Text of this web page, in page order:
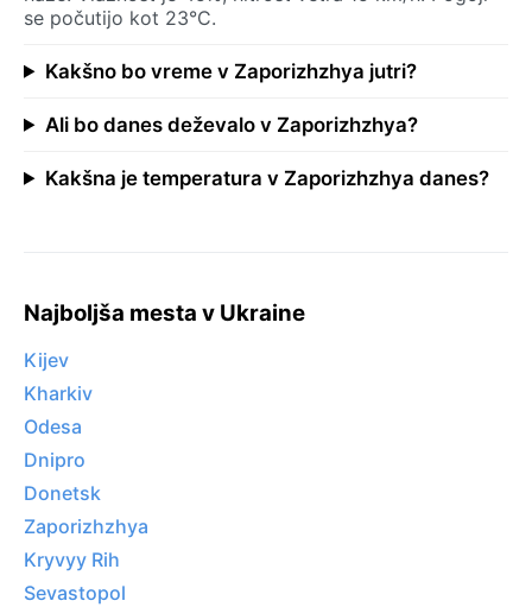
se počutijo kot 23°C.
Kakšno bo vreme v Zaporizhzhya jutri?
Ali bo danes deževalo v Zaporizhzhya?
Kakšna je temperatura v Zaporizhzhya danes?
Najboljša mesta v Ukraine
Kijev
Kharkiv
Odesa
Dnipro
Donetsk
Zaporizhzhya
Kryvyy Rih
Sevastopol